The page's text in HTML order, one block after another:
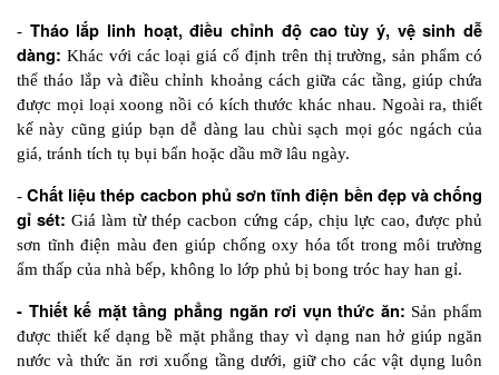
- Tháo lắp linh hoạt, điều chỉnh độ cao tùy ý, vệ sinh dễ
dàng: Khác với các loại giá cố định trên thị trường, sản phẩm có
thể tháo lắp và điều chỉnh khoảng cách giữa các tầng, giúp chứa
được mọi loại xoong nồi có kích thước khác nhau. Ngoài ra, thiết
kế này cũng giúp bạn dễ dàng lau chùi sạch mọi góc ngách của
giá, tránh tích tụ bụi bẩn hoặc dầu mỡ lâu ngày.
- Chất liệu thép cacbon phủ sơn tĩnh điện bền đẹp và chống
gỉ sét: Giá làm từ thép cacbon cứng cáp, chịu lực cao, được phủ
sơn tĩnh điện màu đen giúp chống oxy hóa tốt trong môi trường
ẩm thấp của nhà bếp, không lo lớp phủ bị bong tróc hay han gỉ.
- Thiết kế mặt tầng phẳng ngăn rơi vụn thức ăn: Sản phẩm
được thiết kế dạng bề mặt phẳng thay vì dạng nan hở giúp ngăn
nước và thức ăn rơi xuống tầng dưới, giữ cho các vật dụng luôn